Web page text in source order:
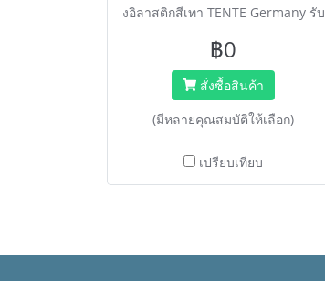
งอิลาสติกสีเทา TENTE Germany รับ
450 กก.) เข็นนุ่มนวล เก็บเสียงดีเยี่ยม
มาตรฐาน DIN EN ISO
9001.****ติดต่อพนักงานขายเพื่อขอ
ราคา สั่งซื้อ ไลน์ @happymove
฿0
สั่งซื้อสินค้า
(มีหลายคุณสมบัติให้เลือก)
เปรียบเทียบ